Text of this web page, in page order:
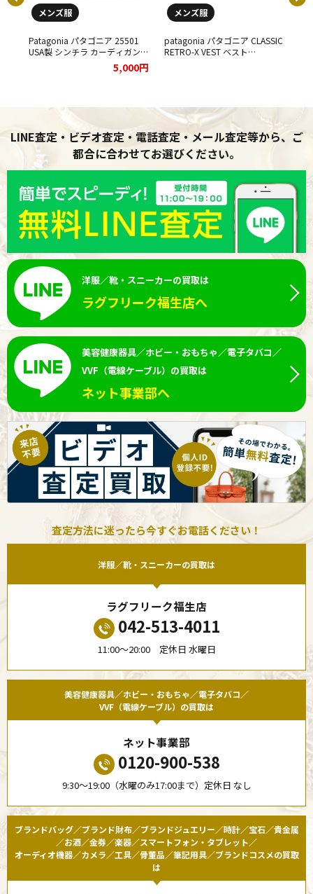
メンズ服
Patagonia パタゴニア 25501
USA製 シンチラ カーディガン
をお買取りさせていただきまし
5,000円
メンズ服
patagonia パタゴニア CLASSIC
RETRO-X VEST ベスト
LINE査定・ビデオ査定・電話査定・メール査定等から、ご
都合に合わせてお選びください。
洋服／靴・スニーカーの買取は
ラグフリーク福生店へ
美容健康器具／ホビー・おもちゃ／電子タバコ／
VVF（電線ケーブル）の買取は
ネット事業部へ
査定方法に迷ったら今すぐお電話ください！
洋服／靴・スニーカーの買取は
ラグフリーク福生店
042-513-4011
11:00〜20:00 定休日 水曜日
美容健康器具／ホビー・おもちゃ／電子タバコ／
VVF（電線ケーブル）の買取は
ネット事業部
0120-900-538
9:30〜19:00（水曜のみ17:00まで）定休日 なし
ブランドバッグ／ブランド財布／ブランドジュエリー／時計／宝石／貴金属
／お酒／金券／楽器／スマートフォン・タブレット／
オーディオ機器／カメラ／工具／骨董品／筆記用具／ブランドコスメの買取
は